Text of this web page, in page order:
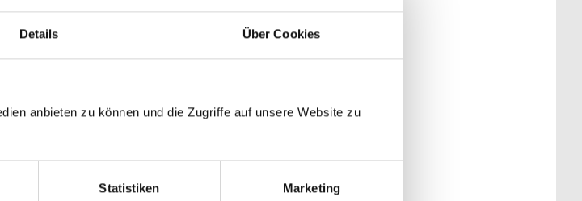
Details Über Cookies
anbieten zu können und die Zugriffe auf unsere Website zu
Statistiken Marketing
oder ein Vorhaben? Hier können Sie direkt über
recherchieren. Bei der Suche bitte die Groß- und
durch die Wahl von Bereichen oder Kategorien
Suchen